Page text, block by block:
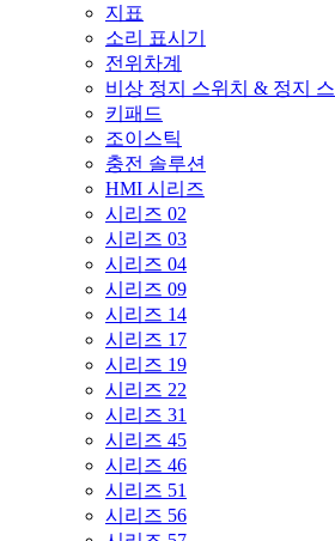
지표
소리 표시기
전위차계
비상 정지 스위치 & 정지 스
키패드
조이스틱
충전 솔루션
HMI 시리즈
시리즈 02
시리즈 03
시리즈 04
시리즈 09
시리즈 14
시리즈 17
시리즈 19
시리즈 22
시리즈 31
시리즈 45
시리즈 46
시리즈 51
시리즈 56